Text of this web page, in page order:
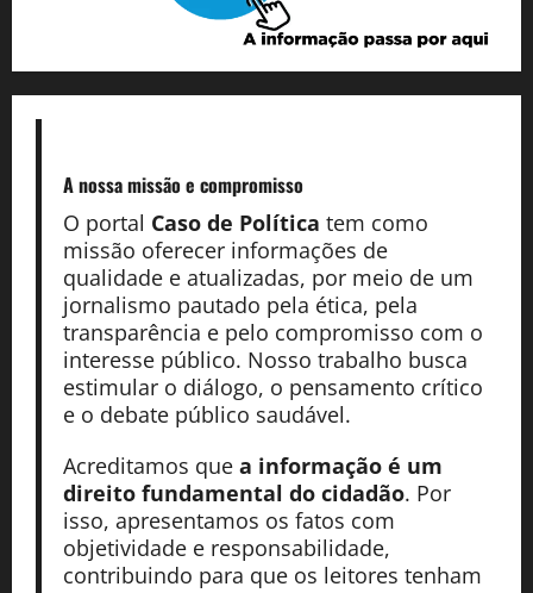
A nossa missãoe compromisso
O portal Caso de Política tem como
missão oferecer informações de
qualidade e atualizadas, por meio de um
jornalismo pautado pela ética, pela
transparência e pelo compromisso com o
interesse público. Nosso trabalho busca
estimular o diálogo, o pensamento crítico
e o debate público saudável.
Acreditamos que a informação é um
direito fundamental do cidadão. Por
isso, apresentamos os fatos com
objetividade e responsabilidade,
contribuindo para que os leitores tenham